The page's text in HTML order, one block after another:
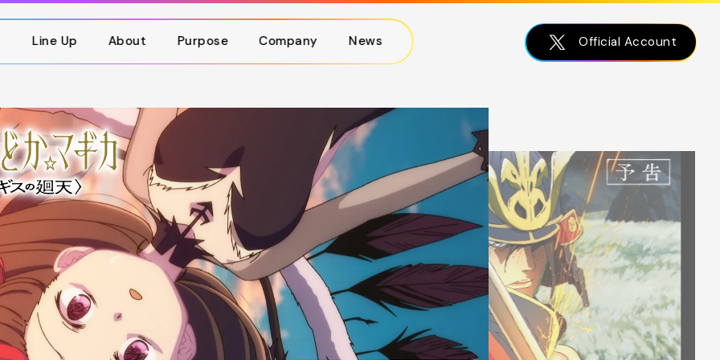
Official Account
Line Up About Purpose Company News